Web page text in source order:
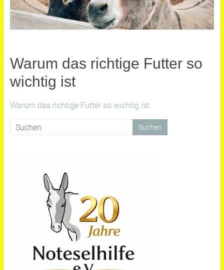
Warum das richtige Futter so
wichtig ist
Warum das richtige Futter so wichtig ist